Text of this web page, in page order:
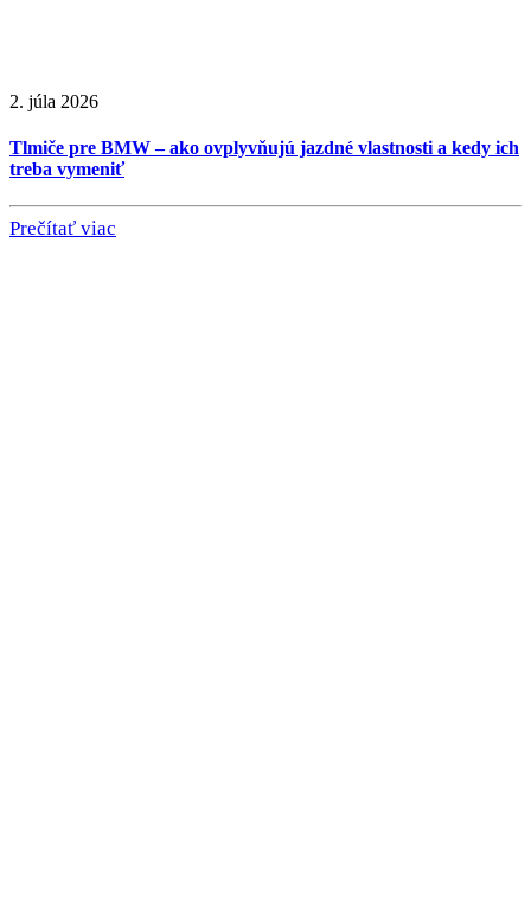
2. júla 2026
Tlmiče pre BMW – ako ovplyvňujú jazdné vlastnosti a kedy ich
treba vymeniť
Prečítať viac